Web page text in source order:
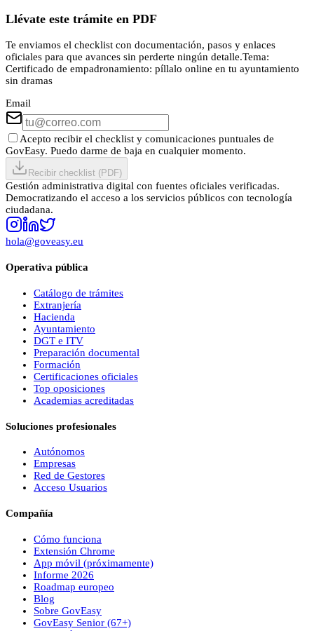
Llévate este trámite en PDF
Te enviamos el checklist con documentación, pasos y enlaces
oficiales para que avances sin perderte ningún detalle.Tema:
Certificado de empadronamiento: píllalo online en tu ayuntamiento
sin dramas
Email
Acepto recibir el checklist y comunicaciones puntuales de
GovEasy. Puedo darme de baja en cualquier momento.
Recibir checklist (PDF)
Gestión administrativa digital con fuentes oficiales verificadas.
Democratizando el acceso a los servicios públicos con tecnología
ciudadana.
hola@goveasy.eu
Operativa pública
Catálogo de trámites
Extranjería
Hacienda
Ayuntamiento
DGT e ITV
Preparación documental
Formación
Certificaciones oficiales
Top oposiciones
Academias acreditadas
Soluciones profesionales
Autónomos
Empresas
Red de Gestores
Acceso Usuarios
Compañía
Cómo funciona
Extensión Chrome
App móvil (próximamente)
Informe 2026
Roadmap europeo
Blog
Sobre GovEasy
GovEasy Senior (67+)